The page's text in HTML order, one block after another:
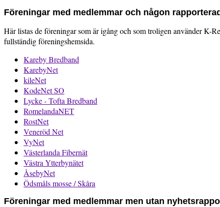
Föreningar med medlemmar och någon
Här listas de föreningar som är igång och som troligen använder K-
fullständig föreningshemsida.
Kareby Bredband
KarebyNet
kileNet
KodeNet SO
Lycke - Tofta Bredband
RomelandaNET
RostNet
Veneröd Net
VyNet
Västerlanda Fibernät
Västra Ytterbynätet
ÅsebyNet
Ödsmåls mosse / Skåra
Föreningar med medlemmar men utan